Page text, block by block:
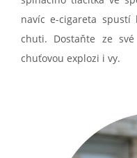
navíc e-cigareta
chuti. Dostaňte ze
chuťovou explozi i vy.